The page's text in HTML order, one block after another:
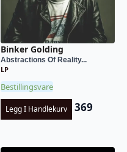
Binker Golding
Abstractions Of Reality...
LP
Bestillingsvare
Legg I Handlekurv 369